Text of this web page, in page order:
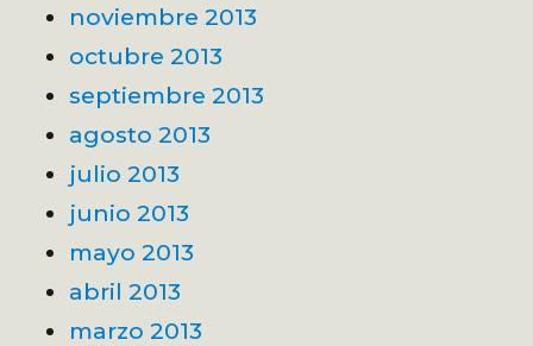
noviembre 2013
octubre 2013
septiembre 2013
agosto 2013
julio 2013
junio 2013
mayo 2013
abril 2013
marzo 2013